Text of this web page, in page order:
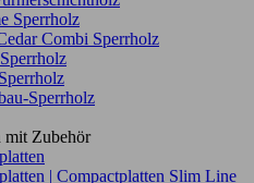
Sperrholz
Combi Sperrholz
Sperrholz
mit Zubehör
| Compactplatten Slim Line